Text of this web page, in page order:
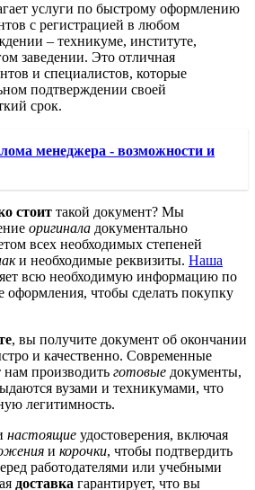
услуги по быстрому оформлению
с регистрацией в любом
– техникуме, институте,
заведении. Это отличная
и специалистов, которые
подтверждении своей
срок.
менеджера - возможности и
стоит такой документ? Мы
оригинала документально
всех необходимых степеней
и необходимые реквизиты. Наша
всю необходимую информацию по
оформления, чтобы сделать покупку
, вы получите документ об окончании
и качественно. Современные
производить готовые документы,
вузами и техникумами, что
легитимность.
настоящие удостоверения, включая
и корочки, чтобы подтвердить
работодателями или учебными
доставка гарантирует, что вы